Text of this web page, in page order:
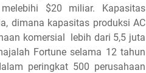
$20 miliar. Kapasitas
dimana kapasitas produksi AC
komersial lebih dari 5,5 juta
Fortune selama 12 tahun
peringkat 500 perusahaan